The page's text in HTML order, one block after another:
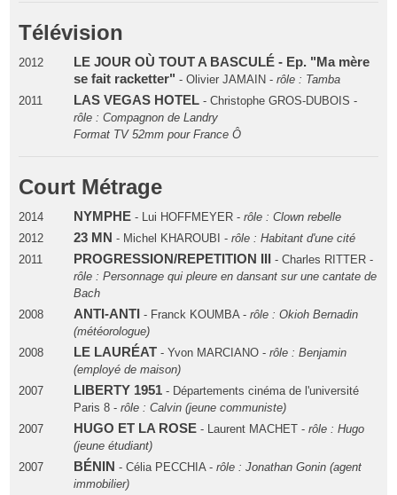
Télévision
2012
LE JOUR OÙ TOUT A BASCULÉ - Ep. "Ma mère
se fait racketter" - Olivier JAMAIN - rôle : Tamba
2011
LAS VEGAS HOTEL - Christophe GROS-DUBOIS -
rôle : Compagnon de Landry
Format TV 52mm pour France Ô
Court Métrage
2014 NYMPHE- Lui HOFFMEYER - rôle : Clown rebelle
2012
23 MN - Michel KHAROUBI - rôle : Habitant d'une cité
2011
PROGRESSION/REPETITION III
- Charles RITTER -
rôle : Personnage qui pleure en dansant sur une cantate de
Bach
2008
ANTI-ANTI - Franck KOUMBA - rôle : Okioh Bernadin
(météorologue)
2008
LE LAURÉAT- Yvon MARCIANO - rôle : Benjamin
(employé de maison)
2007
LIBERTY 1951- Départements cinéma de l'université
Paris 8 - rôle : Calvin (jeune communiste)
2007
HUGO ET LA ROSE- Laurent MACHET - rôle : Hugo
(jeune étudiant)
2007
BÉNIN - Célia PECCHIA - rôle : Jonathan Gonin (agent
immobilier)